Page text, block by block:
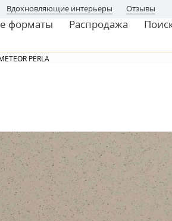
Вдохновляющие интерьеры Отзывы
форматы Распродажа
PERLA